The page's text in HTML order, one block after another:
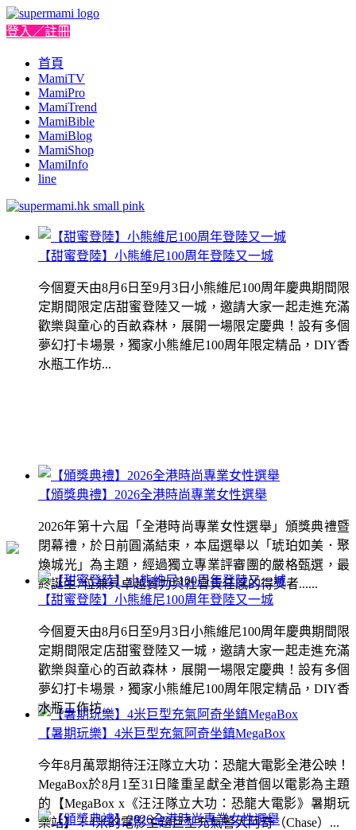
登入／註冊
首頁
MamiTV
MamiPro
MamiTrend
MamiBible
MamiBlog
MamiShop
MamiInfo
line
【甜蜜登陸】小熊維尼100周年登陸又一城
今個夏天由8月6日至9月3日小熊維尼100周年慶典期間限
定期間限定店甜蜜登陸又一城，邀請大家一起走進充滿
歡樂與童心的百畝森林，展開一場限定慶典！設有多個
夢幻打卡場景，獨家小熊維尼100周年限定精品，DIY香
水瓶工作坊...
【頒獎典禮】2026全港時尚專業女性選舉
2026年第十六屆「全港時尚專業女性選舉」頒獎典禮暨
閉幕禮，於日前圓滿結束，本屆選舉以「琥珀如美．聚
煥城光」為主題，經過獨立專業評審團的嚴格甄選，最
終誕生7位兼具卓越實力與社會責任感的得獎者......
【暑期玩樂】4米巨型充氣阿奇坐鎮MegaBox
今年8月萬眾期待汪汪隊立大功：恐龍大電影全港公映！
MegaBox於8月1至31日隆重呈獻全港首個以電影為主題
的【MegaBox x《汪汪隊立大功：恐龍大電影》暑期玩
樂站】！4米的電影主題巨型充氣警犬阿奇（Chase）...
【甜蜜登陸】小熊維尼100周年登陸又一城
今個夏天由8月6日至9月3日小熊維尼100周年慶典期間限
定期間限定店甜蜜登陸又一城，邀請大家一起走進充滿
歡樂與童心的百畝森林，展開一場限定慶典！設有多個
夢幻打卡場景，獨家小熊維尼100周年限定精品，DIY香
水瓶工作坊...